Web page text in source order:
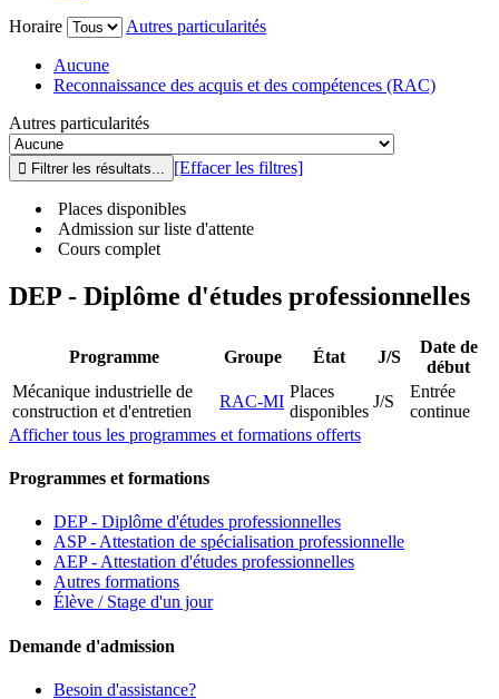
Horaire
Autres particularités
Aucune
Reconnaissance des acquis et des compétences (RAC)
Autres particularités
[Effacer les filtres]
Places disponibles
Admission sur liste d'attente
Cours complet
DEP - Diplôme d'études professionnelles
Programme Groupe État J/S
Date de
début
Mécanique industrielle de
construction et d'entretien
RAC-MI
Places
disponibles
J/S
Entrée
continue
Afficher tous les programmes et formations offerts
Programmes et formations
DEP - Diplôme d'études professionnelles
ASP - Attestation de spécialisation professionnelle
AEP - Attestation d'études professionnelles
Autres formations
Élève / Stage d'un jour
Demande d'admission
Besoin d'assistance?